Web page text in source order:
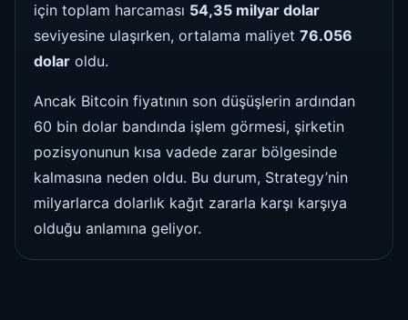
için toplam harcaması 54,35 milyar dolar
seviyesine ulaşırken, ortalama maliyet 76.056
dolar oldu.
Ancak Bitcoin fiyatının son düşüşlerin ardından
60 bin dolar bandında işlem görmesi, şirketin
pozisyonunun kısa vadede zarar bölgesinde
kalmasına neden oldu. Bu durum, Strategy’nin
milyarlarca dolarlık kağıt zararla karşı karşıya
olduğu anlamına geliyor.